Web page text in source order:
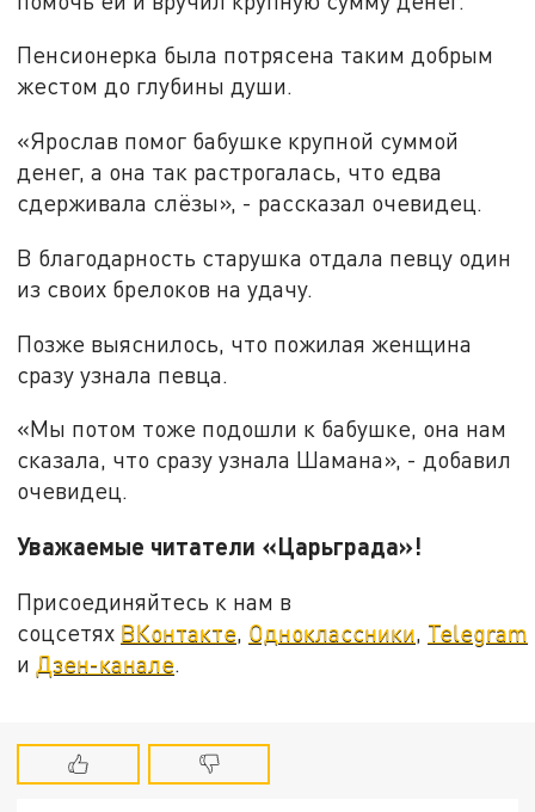
Пенсионерка была потрясена таким добрым
жестом до глубины души.
«Ярослав помог бабушке крупной суммой
денег, а она так растрогалась, что едва
сдерживала слёзы», - рассказал очевидец.
В благодарность старушка отдала певцу один
из своих брелоков на удачу.
Позже выяснилось, что пожилая женщина
сразу узнала певца.
«Мы потом тоже подошли к бабушке, она нам
сказала, что сразу узнала Шамана», - добавил
очевидец.
Уважаемые читатели «Царьграда»!
Присоединяйтесь к нам в
соцсетях ВКонтакте Одноклассники Telegram
и Дзен-канале